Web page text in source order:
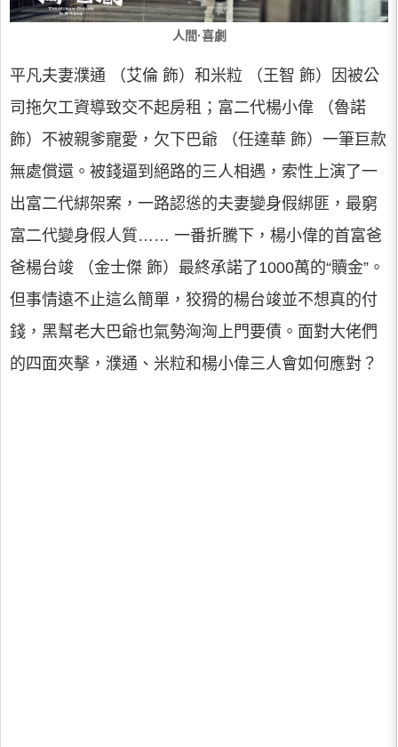
人間·喜劇
平凡夫妻濮通 （艾倫 飾）和米粒 （王智 飾）因被公
司拖欠工資導致交不起房租；富二代楊小偉 （魯諾
飾）不被親爹寵愛，欠下巴爺 （任達華 飾）一筆巨款
無處償還。被錢逼到絕路的三人相遇，索性上演了一
出富二代綁架案，一路認慫的夫妻變身假綁匪，最窮
富二代變身假人質…… 一番折騰下，楊小偉的首富爸
爸楊台竣 （金士傑 飾）最終承諾了1000萬的“贖金”。
但事情遠不止這么簡單，狡猾的楊台竣並不想真的付
錢，黑幫老大巴爺也氣勢洶洶上門要債。面對大佬們
的四面夾擊，濮通、米粒和楊小偉三人會如何應對？